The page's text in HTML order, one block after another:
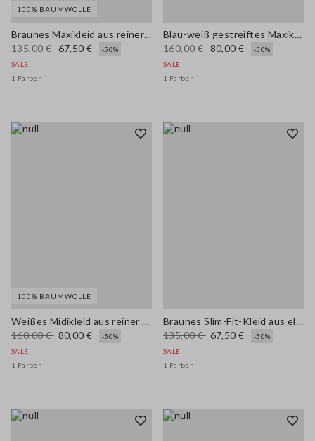
100% BAUMWOLLE
Braunes Maxikleid aus reiner Baumwolle mit schmalen Trägern, Relaxed Fit
135,00 € 67,50 €
-50%
SALE
1 Farben
Blau-weiß gestreiftes Maxikleid aus Viskosemix, Regular Fit
160,00 € 80,00 €
-50%
SALE
1 Farben
100% BAUMWOLLE
Weißes Midikleid aus reiner Baumwolle mit weiter Passform und V-Ausschnitt
160,00 € 80,00 €
-50%
SALE
1 Farben
Braunes Slim-Fit-Kleid aus elastischem Leinen-Viskose-Mix
135,00 € 67,50 €
-50%
SALE
1 Farben